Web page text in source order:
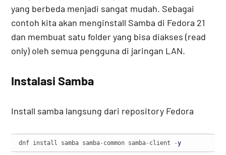
yang berbeda menjadi sangat mudah. Sebagai
contoh kita akan menginstall Samba di Fedora 21
dan membuat satu folder yang bisa diakses (read
only) oleh semua pengguna di jaringan LAN.
Instalasi Samba
Install samba langsung dari repository Fedora
dnf install samba samba-common samba-client -y